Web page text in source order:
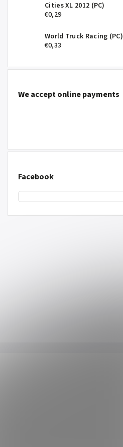
Cities XL 2012 (PC)
€0,29
World Truck Racing (PC)
€0,33
We accept online payments
Facebook